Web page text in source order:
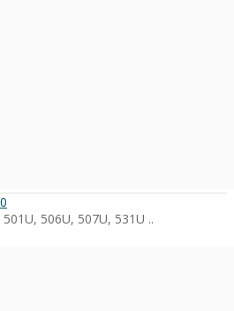
506U, 507U, 531U ..